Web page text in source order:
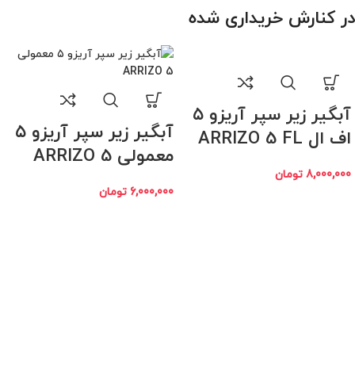
در کنارش خریداری شده
آبگیر زیر سپر آریزو ۵
اف ال ARRIZO 5 FL
8,000,000تومان
آبگیر زیر سپر آریزو ۵
معمولی ARRIZO 5
6,000,000 تومان